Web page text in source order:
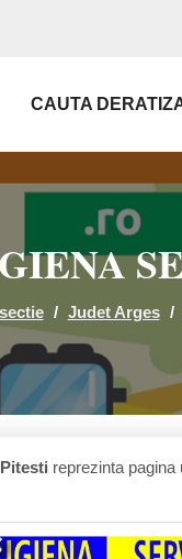
CAUTA
/ Judet Arges /
reprezinta pagina